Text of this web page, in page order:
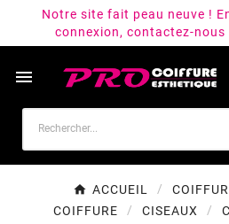
Notre site fait peau neuve !
connexion, contactez-nous

ACCUEIL
COIFFURE
CISEAUX